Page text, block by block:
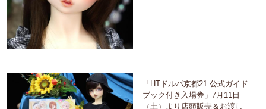
「HTドルパ京都21 公式ガイド
ブック付き入場券」7月11日
（土）より店頭販売＆お渡し